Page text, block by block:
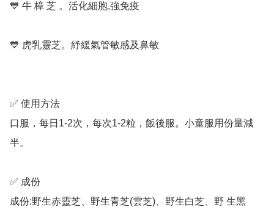
💙 牛 樟 芝 。活化細胞,強免疫
💙 虎乳靈芝。紓緩氣管敏感及鼻敏
✅ 使用方法
口服，每日1-2次，每次1-2粒，飯後服。小童服用份量減
半。
✅ 成份
成份:野生赤靈芝、野生青芝(雲芝)、野生白芝、野 生黑